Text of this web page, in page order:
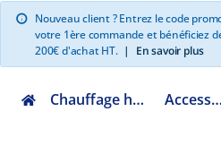
info Nouveau client ? Entrez le code
votre 1ère commande et bénéficiez
200€ d'achat HT. | En savoir plus
Chauffage hydraulique et plomberie Accessoires chaufferie